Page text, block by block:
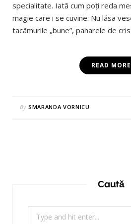
specialitate. Iată cum poţi reda
magie care i se cuvine: Nu lăsa
tacâmurile „bune”, paharele de
READ MORE
By SMARANDA VORNICU
Caută